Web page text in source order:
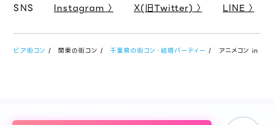
SNS Instagram 〉 X(旧Twitter) 〉 LINE 〉
ピア街コン 関東の街コン 千葉県の街コン・結婚パーティー アニメコン in 千